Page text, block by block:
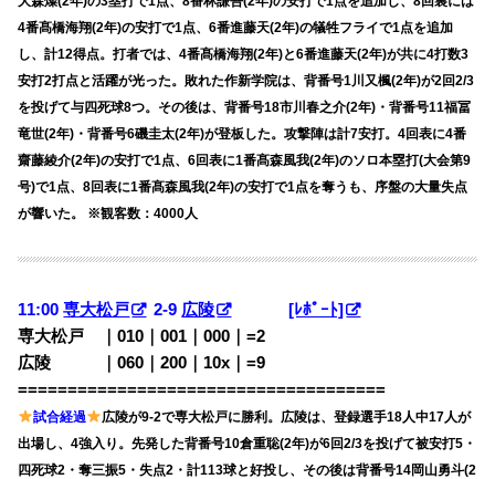
4番髙橋海翔(2年)の安打で1点、6番進藤天(2年)の犠牲フライで1点を追加
し、計12得点。打者では、4番髙橋海翔(2年)と6番進藤天(2年)が共に4打数3
安打2打点と活躍が光った。敗れた作新学院は、背番号1川又楓(2年)が2回2/3
を投げて与四死球8つ。その後は、背番号18市川春之介(2年)・背番号11福冨
竜世(2年)・背番号6磯圭太(2年)が登板した。攻撃陣は計7安打。4回表に4番
齋藤綾介(2年)の安打で1点、6回表に1番髙森風我(2年)のソロ本塁打(大会第9
号)で1点、8回表に1番髙森風我(2年)の安打で1点を奪うも、序盤の大量失点
が響いた。 ※観客数：4000人
11:00専大松戸 2-9 広陵
[ﾚﾎﾟｰﾄ]
専大松戸 ｜010｜001｜000｜=2
広陵 ｜060｜200｜10x｜=9
=====================================
試合経過
広陵が9-2で専大松戸に勝利。広陵は、登録選手18人中17人が
出場し、4強入り。先発した背番号10倉重聡(2年)が6回2/3を投げて被安打5・
四死球2・奪三振5・失点2・計113球と好投し、その後は背番号14岡山勇斗(2